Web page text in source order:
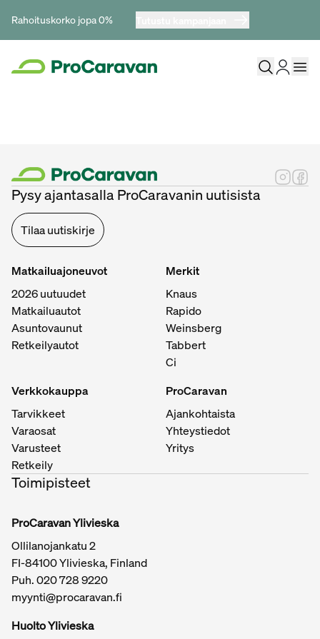
Rahoituskorko jopa 0%
Pysy ajantasalla ProCaravanin uutisista
Tilaa uutiskirje
Matkailuajoneuvot
2026 uutuudet
Matkailuautot
Asuntovaunut
Retkeilyautot
Merkit
Knaus
Rapido
Weinsberg
Tabbert
Ci
Verkkokauppa
Tarvikkeet
Varaosat
Varusteet
Retkeily
ProCaravan
Ajankohtaista
Yhteystiedot
Yritys
Toimipisteet
ProCaravan Ylivieska
Ollilanojankatu 2
FI-84100 Ylivieska, Finland
Puh.020 728 9220
myynti@procaravan.fi
Huolto Ylivieska